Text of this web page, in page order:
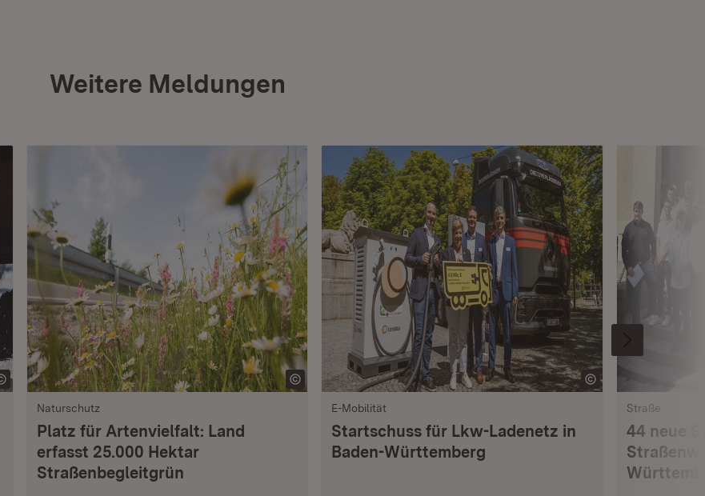
Weitere Meldungen
Naturschutz
Platz für Artenvielfalt: Land
erfasst 25.000 Hektar
Straßenbegleitgrün
E-Mobilität
Startschuss für Lkw-Ladenetz in
Baden-Württemberg
Straße
44 neue